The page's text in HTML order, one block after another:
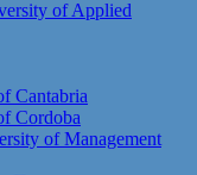
of Applied
Cantabria
Cordoba
of Management